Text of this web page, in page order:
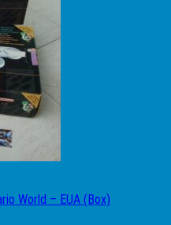
World – EUA (Box)